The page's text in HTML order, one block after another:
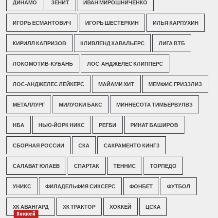
ДИНАМО ЗЕНИТ ИВАН МИРОШНИЧЕНКО
ИГОРЬ ЕСМАНТОВИЧ ИГОРЬ ШЕСТЕРКИН ИЛЬЯ КАРПУХИН
КИРИЛЛ КАПРИЗОВ КЛИВЛЕНД КАВАЛЬЕРС ЛИГА ВТБ
ЛОКОМОТИВ-КУБАНЬ ЛОС-АНДЖЕЛЕС КЛИППЕРС
ЛОС-АНДЖЕЛЕС ЛЕЙКЕРС МАЙАМИ ХИТ МЕМФИС ГРИЗЗЛИЗ
МЕТАЛЛУРГ МИЛУОКИ БАКС МИННЕСОТА ТИМБЕРВУЛВЗ
НБА НЬЮ-ЙОРК НИКС РЕГБИ РИНАТ БАШИРОВ
СБОРНАЯ РОССИИ СКА САКРАМЕНТО КИНГЗ
САЛАВАТ ЮЛАЕВ СПАРТАК ТЕННИС ТОРПЕДО
УНИКС ФИЛАДЕЛЬФИЯ СИКСЕРС ФОНБЕТ ФУТБОЛ
ХК АВАНГАРД ХК ТРАКТОР ХОККЕЙ ЦСКА
Хоккей